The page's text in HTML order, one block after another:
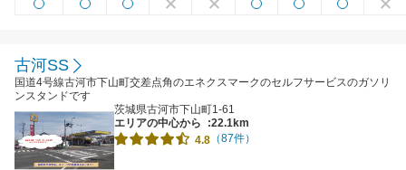
古河SS
国道4号線古河市下山町交差点角のエネクスマークのセルフサービスのガソリ
ンスタンドです
茨城県古河市下山町1-61
エリアの中心から
:22.1km
4.8 （87件）